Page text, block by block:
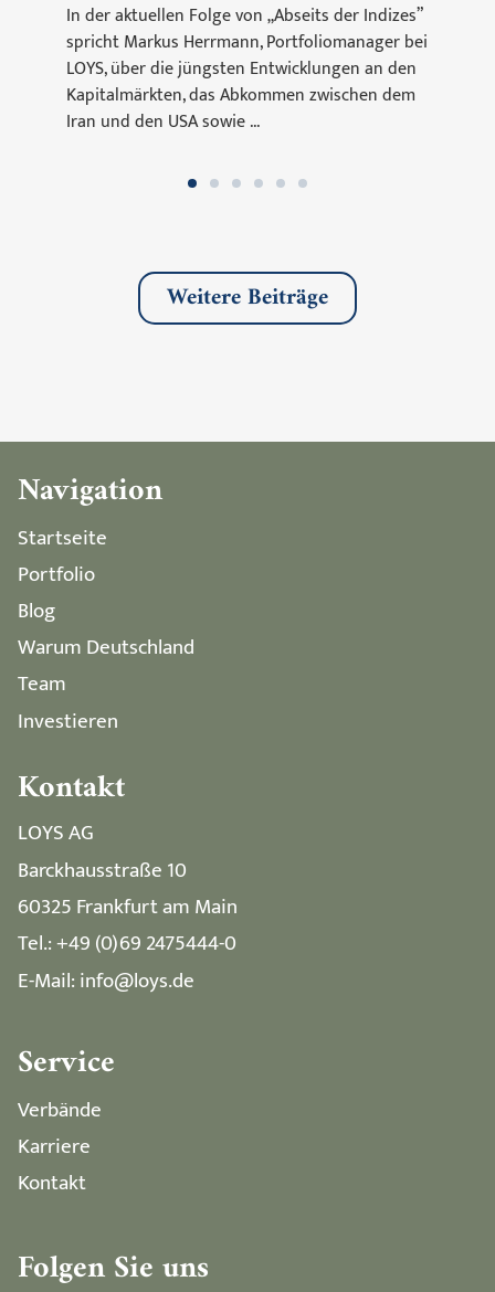
In der aktuellen Folge von „Abseits der Indizes”
spricht Markus Herrmann, Portfoliomanager bei
LOYS, über die jüngsten Entwicklungen an den
Kapitalmärkten, das Abkommen zwischen dem
Iran und den USA sowie ...
Weitere Beiträge
Navigation
Startseite
Portfolio
Blog
Warum Deutschland
Team
Investieren
Kontakt
LOYS AG
Barckhausstraße 10
60325 Frankfurt am Main
Tel.: +49 (0)69 2475444-0
E-Mail: info@loys.de
Service
Verbände
Karriere
Kontakt
Folgen Sie uns